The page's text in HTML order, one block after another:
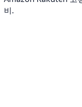
비.